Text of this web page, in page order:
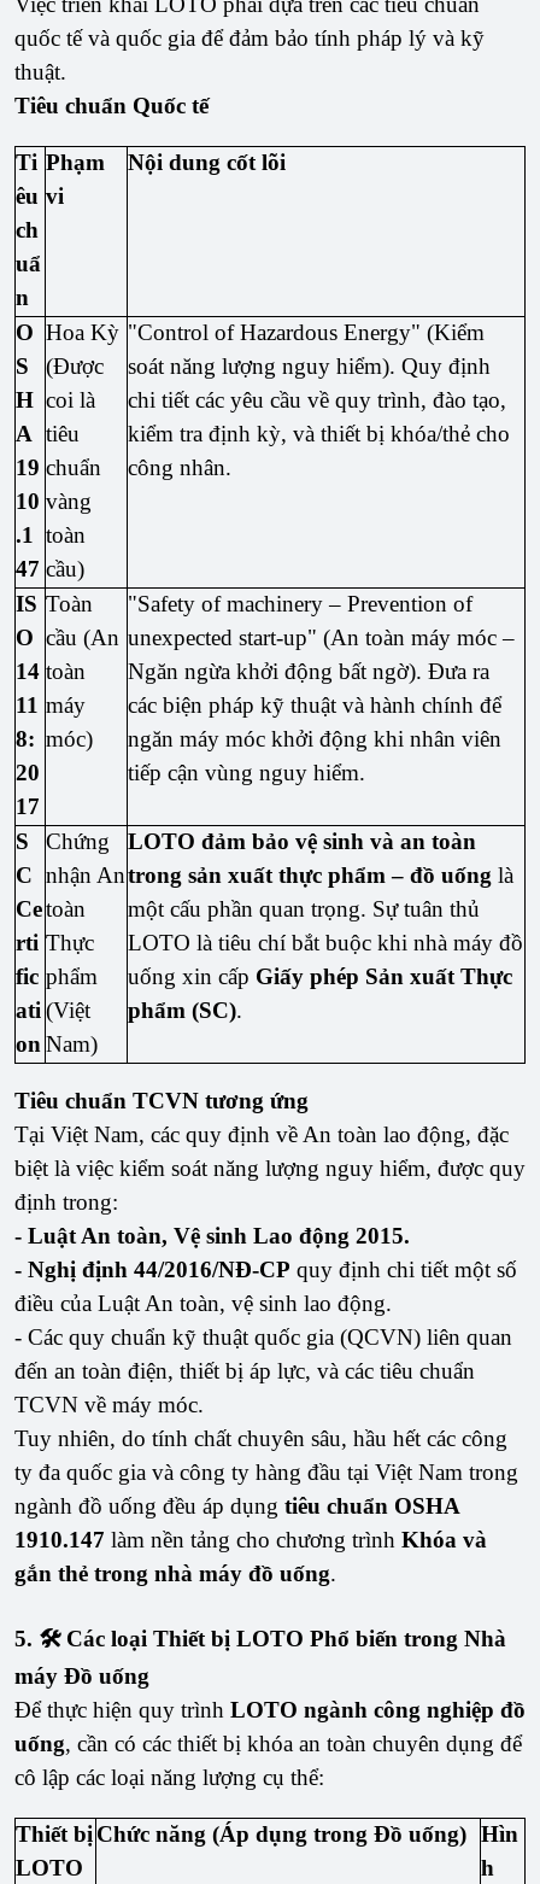
quốc tế và quốc gia để đảm bảo tính pháp lý và kỹ
thuật.
Tiêu chuẩn Quốc tế
Ti
êu
ch
uẩ
n
Phạm
vi
Nội dung cốt lõi
O
S
H
A
19
10
.1
47
Hoa Kỳ
(Được
coi là
tiêu
chuẩn
vàng
toàn
cầu)
"Control of Hazardous Energy" (Kiểm
soát năng lượng nguy hiểm). Quy định
chi tiết các yêu cầu về quy trình, đào tạo,
kiểm tra định kỳ, và thiết bị khóa/thẻ cho
công nhân.
IS
O
14
11
8:
20
17
Toàn
cầu (An
toàn
máy
móc)
"Safety of machinery – Prevention of
unexpected start-up" (An toàn máy móc –
Ngăn ngừa khởi động bất ngờ). Đưa ra
các biện pháp kỹ thuật và hành chính để
ngăn máy móc khởi động khi nhân viên
tiếp cận vùng nguy hiểm.
S
C
Ce
rti
fic
ati
on
Chứng
nhận An
toàn
Thực
phẩm
(Việt
Nam)
LOTO đảm bảo vệ sinh và an toàn
trong sản xuất thực phẩm – đồ uống là
một cấu phần quan trọng. Sự tuân thủ
LOTO là tiêu chí bắt buộc khi nhà máy đồ
uống xin cấp Giấy phép Sản xuất Thực
phẩm (SC).
Tiêu chuẩn TCVN tương ứng
Tại Việt Nam, các quy định về An toàn lao động, đặc
biệt là việc kiểm soát năng lượng nguy hiểm, được quy
định trong:
- Luật An toàn, Vệ sinh Lao động 2015.
- Nghị định 44/2016/NĐ-CP quy định chi tiết một số
điều của Luật An toàn, vệ sinh lao động.
- Các quy chuẩn kỹ thuật quốc gia (QCVN) liên quan
đến an toàn điện, thiết bị áp lực, và các tiêu chuẩn
TCVN về máy móc.
Tuy nhiên, do tính chất chuyên sâu, hầu hết các công
ty đa quốc gia và công ty hàng đầu tại Việt Nam trong
ngành đồ uống đều áp dụng tiêu chuẩn OSHA
1910.147 làm nền tảng cho chương trình Khóa và
gắn thẻ trong nhà máy đồ uống.
5. 🛠️ Các loại Thiết bị LOTO Phổ biến trong Nhà
máy Đồ uống
Để thực hiện quy trình LOTO ngành công nghiệp đồ
uống, cần có các thiết bị khóa an toàn chuyên dụng để
cô lập các loại năng lượng cụ thể:
Thiết bị
LOTO
Chức năng (Áp dụng trong Đồ uống) Hìn
h